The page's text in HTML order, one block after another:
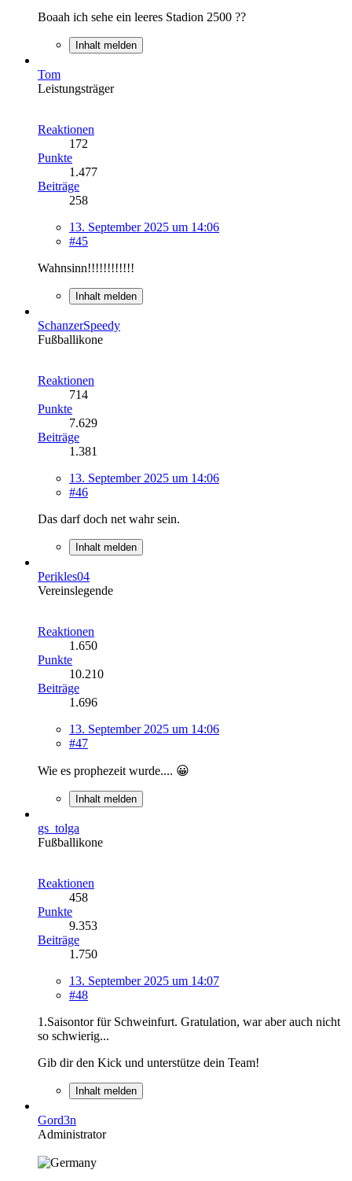
Boaah ich sehe ein leeres Stadion 2500 ??
Inhalt melden
Tom
Leistungsträger
Reaktionen
172
Punkte
1.477
Beiträge
258
13. September 2025 um 14:06
#45
Wahnsinn!!!!!!!!!!!!
Inhalt melden
SchanzerSpeedy
Fußballikone
Reaktionen
714
Punkte
7.629
Beiträge
1.381
13. September 2025 um 14:06
#46
Das darf doch net wahr sein.
Inhalt melden
Perikles04
Vereinslegende
Reaktionen
1.650
Punkte
10.210
Beiträge
1.696
13. September 2025 um 14:06
#47
Wie es prophezeit wurde.... 😀
Inhalt melden
gs_tolga
Fußballikone
Reaktionen
458
Punkte
9.353
Beiträge
1.750
13. September 2025 um 14:07
#48
1.Saisontor für Schweinfurt. Gratulation, war aber auch nicht
so schwierig...
Gib dir den Kick und unterstütze dein Team!
Inhalt melden
Gord3n
Administrator